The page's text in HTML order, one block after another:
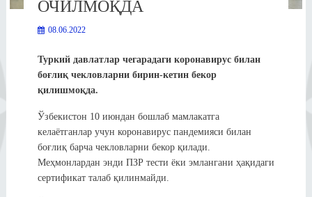
ОЧИЛМОҚДА
08.06.2022
Туркий давлатлар чегарадаги коронавирус билан
боғлиқ чекловларни бирин-кетин бекор
қилишмоқда.
Ўзбекистон 10 июндан бошлаб мамлакатга
келаётганлар учун коронавирус пандемияси билан
боғлиқ барча чекловларни бекор қилади.
Меҳмонлардан энди ПЗР тести ёки эмлангани ҳақидаги
сертификат талаб қилинмайди.